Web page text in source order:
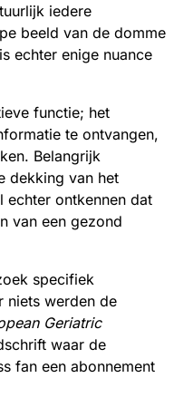
iedere
beeld van de domme
echter enige nuance
functie; het
te ontvangen,
Belangrijk
dekking van het
echter ontkennen dat
van een gezond
specifiek
niets werden de
Geriatric
waar de
fan een abonnement